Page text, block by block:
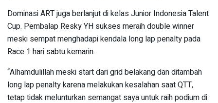
Dominasi ART juga berlanjut di kelas Junior Indonesia Talent
Cup. Pembalap Resky YH sukses meraih double winner
meski sempat menghadapi kendala long lap penalty pada
Race 1 hari sabtu kemarin.
“Alhamdulillah meski start dari grid belakang dan ditambah
long lap penalty karena melakukan kesalahan saat QTT,
tetap tidak melunturkan semangat saya untuk raih podium di